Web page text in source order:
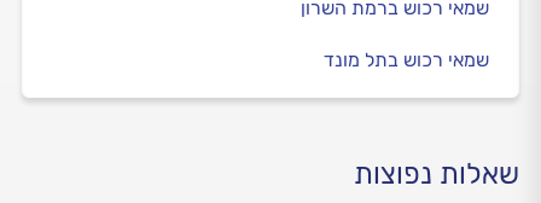
שמאי רכוש ברמת השרון
שמאי רכוש בתל מונד
שאלות נפוצות